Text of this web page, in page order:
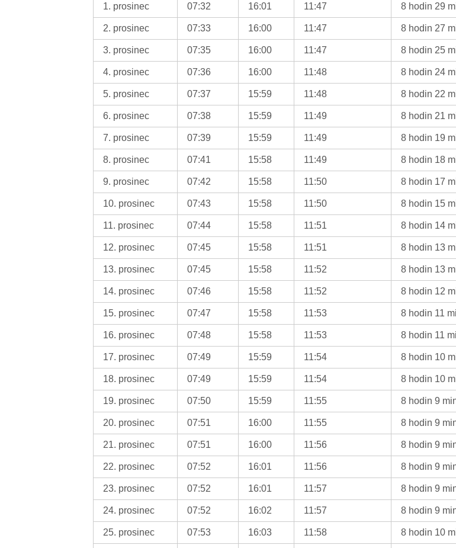
1. prosinec 07:32 16:01 11:47 8 hodin 29
2. prosinec 07:33 16:00 11:47 8 hodin 27
3. prosinec 07:35 16:00 11:47 8 hodin 25
4. prosinec 07:36 16:00 11:48 8 hodin 24
5. prosinec 07:37 15:59 11:48 8 hodin 22
6. prosinec 07:38 15:59 11:49 8 hodin 21
7. prosinec 07:39 15:59 11:49 8 hodin 19
8. prosinec 07:41 15:58 11:49 8 hodin 18
9. prosinec 07:42 15:58 11:50 8 hodin 17
10. prosinec 07:43 15:58 11:50 8 hodin 15
11. prosinec 07:44 15:58 11:51 8 hodin 14
12. prosinec 07:45 15:58 11:51 8 hodin 13
13. prosinec 07:45 15:58 11:52 8 hodin 13
14. prosinec 07:46 15:58 11:52 8 hodin 12
15. prosinec 07:47 15:58 11:53 8 hodin 11
16. prosinec 07:48 15:58 11:53 8 hodin 11
17. prosinec 07:49 15:59 11:54 8 hodin 10
18. prosinec 07:49 15:59 11:54 8 hodin 10
19. prosinec 07:50 15:59 11:55 8 hodin 9
20. prosinec 07:51 16:00 11:55 8 hodin 9
21. prosinec 07:51 16:00 11:56 8 hodin 9
22. prosinec 07:52 16:01 11:56 8 hodin 9
23. prosinec 07:52 16:01 11:57 8 hodin 9
24. prosinec 07:52 16:02 11:57 8 hodin 9
25. prosinec 07:53 16:03 11:58 8 hodin 10